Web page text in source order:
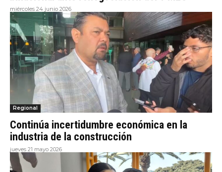
miércoles 24 junio 2026
Regional
Continúa incertidumbre económica en la
industria de la construcción
jueves 21 mayo 2026